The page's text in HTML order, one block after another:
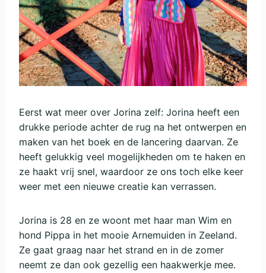
Eerst wat meer over Jorina zelf: Jorina heeft een
drukke periode achter de rug na het ontwerpen en
maken van het boek en de lancering daarvan. Ze
heeft gelukkig veel mogelijkheden om te haken en
ze haakt vrij snel, waardoor ze ons toch elke keer
weer met een nieuwe creatie kan verrassen.
Jorina is 28 en ze woont met haar man Wim en
hond Pippa in het mooie Arnemuiden in Zeeland.
Ze gaat graag naar het strand en in de zomer
neemt ze dan ook gezellig een haakwerkje mee.